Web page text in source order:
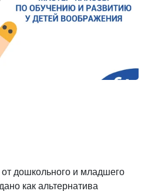
дошкольного и младшего
как альтернатива